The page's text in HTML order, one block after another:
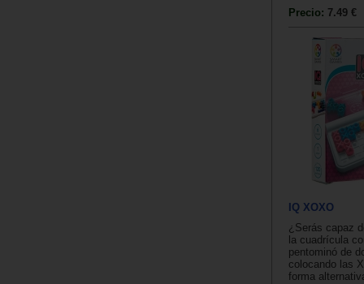
Precio: 7.49 €
IQ XOXO
¿Serás capaz
la cuadrícula
pentominó de
colocando las
forma